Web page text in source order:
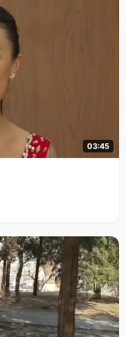
03:45